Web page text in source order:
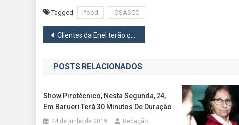
Tagged Ifood OSASCO
Navegação
de
Post
Clientes da Enel terão que fazer a autoleitura do medidor de energia
POSTS RELACIONADOS
Show Pirotécnico, Nesta Segunda, 24,
Em Barueri Terá 30 Minutos De Duração
24 de junho de 2019 Redação